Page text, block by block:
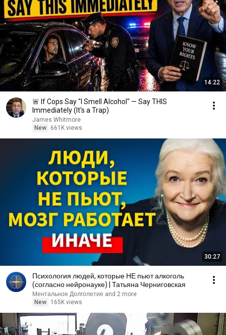
14:22
🚨 If Cops Say "I Smell Alcohol" — Say THIS
Immediately (It's a Trap)
James Whitmore
New
661K views
30:27
Психология людей, которые НЕ пьют алкоголь
(согласно нейронауке) | Татьяна Черниговская
Ментальное Долголетие and 2 more
New
165K views